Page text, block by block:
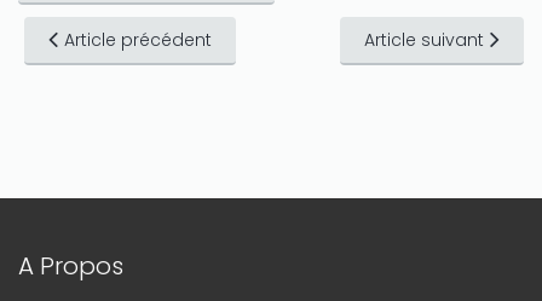
Article précédent Article suivant
A Propos